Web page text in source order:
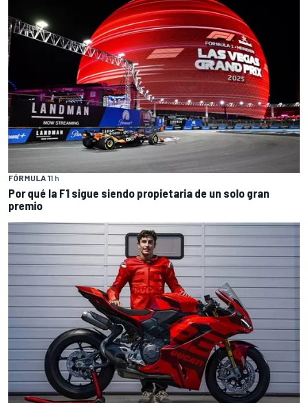
FÓRMULA 11 h
Por qué la F1 sigue siendo propietaria de un solo gran
premio